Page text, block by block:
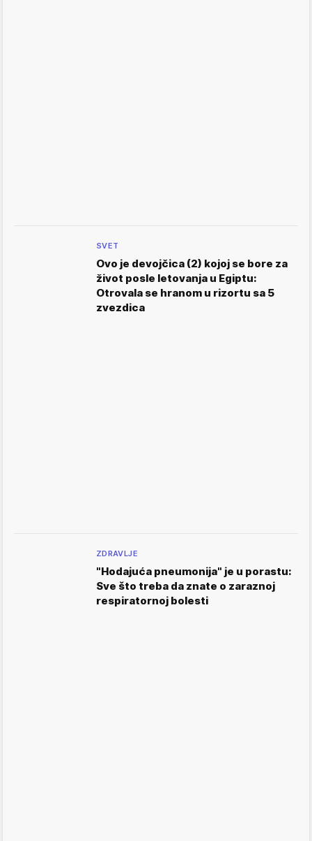
SVET
Ovo je devojčica (2) kojoj se bore za
život posle letovanja u Egiptu:
Otrovala se hranom u rizortu sa 5
zvezdica
ZDRAVLJE
"Hodajuća pneumonija" je u porastu:
Sve što treba da znate o zaraznoj
respiratornoj bolesti